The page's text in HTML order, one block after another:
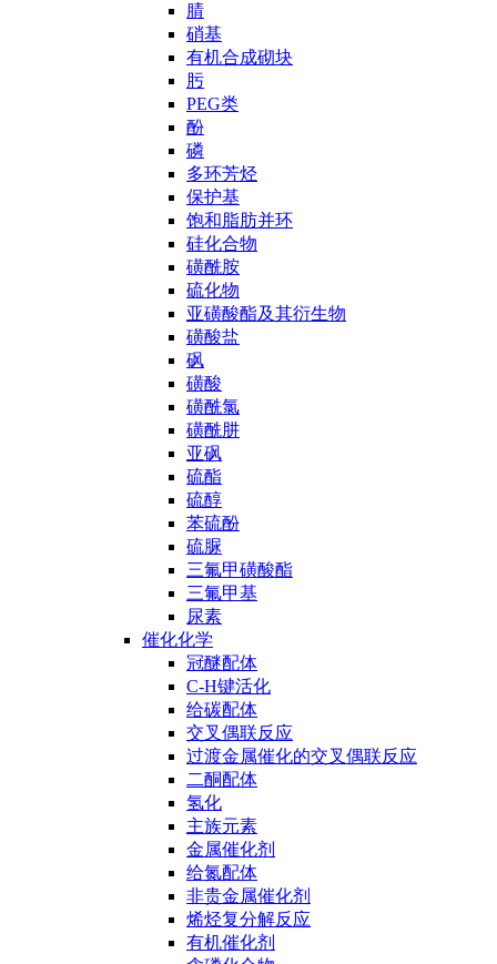
腈
硝基
有机合成砌块
肟
PEG类
酚
磷
多环芳烃
保护基
饱和脂肪并环
硅化合物
磺酰胺
硫化物
亚磺酸酯及其衍生物
磺酸盐
砜
磺酸
磺酰氯
磺酰肼
亚砜
硫酯
硫醇
苯硫酚
硫脲
三氟甲磺酸酯
三氟甲基
尿素
催化化学
冠醚配体
C-H键活化
给碳配体
交叉偶联反应
过渡金属催化的交叉偶联反应
二酮配体
氢化
主族元素
金属催化剂
给氮配体
非贵金属催化剂
烯烃复分解反应
有机催化剂